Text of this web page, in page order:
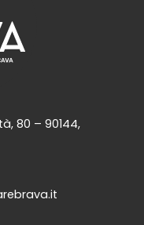
80 – 90144,